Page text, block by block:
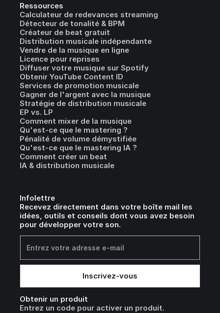
Ressources
Calculateur de redevances streaming
Détecteur de tonalité & BPM
Créateur de beat gratuit
Distribution musicale indépendante
Vendre de la musique en ligne
Licence pour reprises
Diffuser votre musique sur Spotify
Obtenir YouTube Content ID
Services de promotion musicale
Gagner de l'argent avec la musique
Stratégie de distribution musicale
EP vs. LP
Comment mixer de la musique
Qu'est-ce que le mastering ?
Pénalité de volume démystifiée
Qu'est-ce que le mastering IA ?
Comment créer un beat
IA & distribution musicale
Infolettre
Recevez directement dans votre boîte mail les
idées, outils et conseils dont vous avez besoin
pour développer votre son.
Obtenir un produit
Entrez un code pour activer un produit.